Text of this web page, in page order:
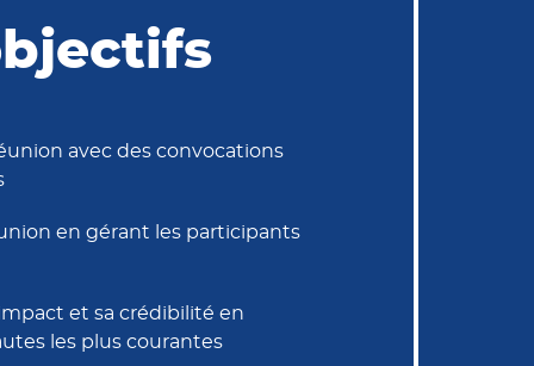
avec des convocations
en gérant les participants
et sa crédibilité en
les plus courantes